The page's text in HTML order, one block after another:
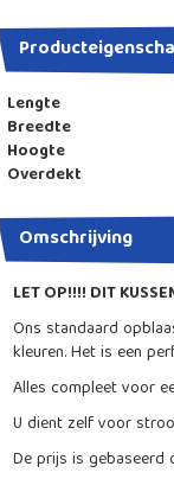
Lengte
Breedte
Hoogte
Overdekt
Omschrijving
LET OP!!!! DIT
Ons standaard
kleuren. Het is een
Alles compleet voor
U dient zelf voor
De prijs is gebaseerd